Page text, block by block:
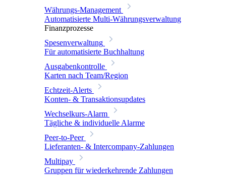
Währungs-Management
Automatisierte Multi-Währungsverwaltung
Finanzprozesse
Spesenverwaltung
Für automatisierte Buchhaltung
Ausgabenkontrolle
Karten nach Team/Region
Echtzeit-Alerts
Konten- & Transaktionsupdates
Wechselkurs-Alarm
Tägliche & individuelle Alarme
Peer-to-Peer
Lieferanten- & Intercompany-Zahlungen
Multipay
Gruppen für wiederkehrende Zahlungen